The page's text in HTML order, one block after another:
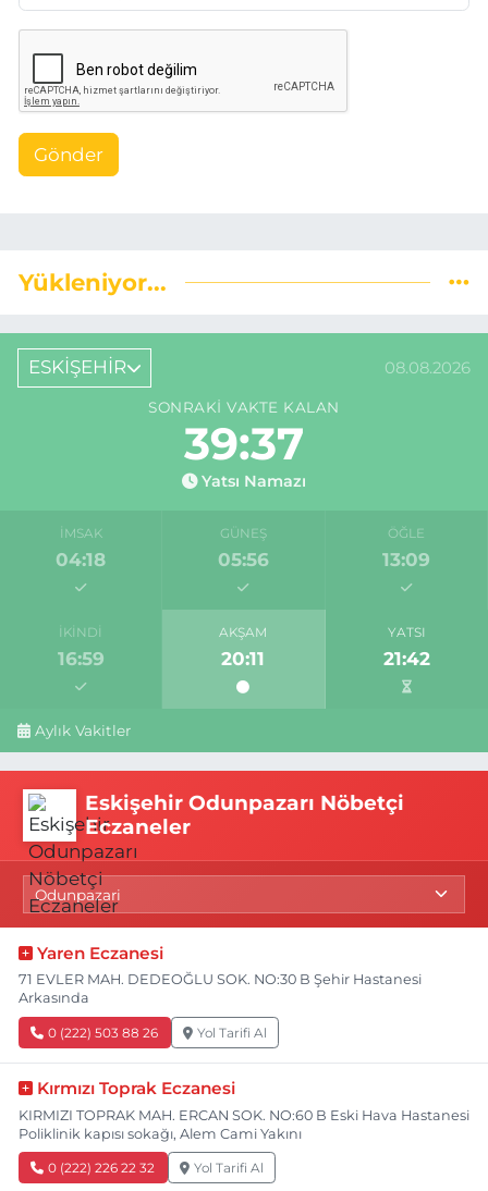
Gönder
Yükleniyor...
ESKİŞEHİR 08.08.2026
SONRAKI VAKTE KALAN
39:37
Yatsı Namazı
İMSAK
04:18
GÜNEŞ
05:56
ÖĞLE
13:09
İKINDI
16:59
AKŞAM
20:11
YATSI
21:42
Aylık Vakitler
Eskişehir Odunpazarı Nöbetçi
Eczaneler
Yaren Eczanesi
71 EVLER MAH. DEDEOĞLU SOK. NO:30 B Şehir Hastanesi
Arkasında
0 (222) 503 88 26 Yol Tarifi Al
Kırmızı Toprak Eczanesi
KIRMIZI TOPRAK MAH. ERCAN SOK. NO:60 B Eski Hava Hastanesi
Poliklinik kapısı sokağı, Alem Cami Yakını
0 (222) 226 22 32 Yol Tarifi Al